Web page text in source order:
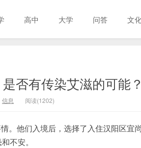
高中 大学 问答 文
否有传染艾滋的可能？
信息 阅读(1202)
。他们入境后，选择了入住汉阳区宜
不安。